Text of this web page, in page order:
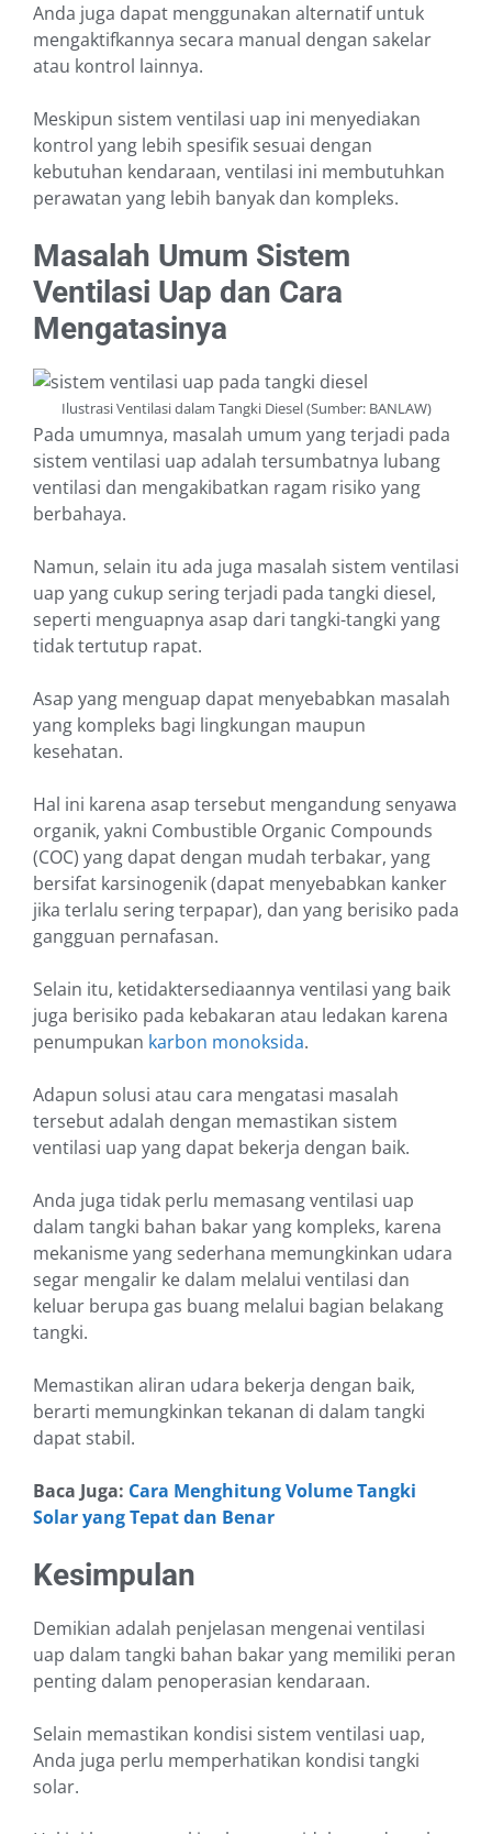
Anda juga dapat menggunakan alternatif untuk
mengaktifkannya secara manual dengan sakelar
atau kontrol lainnya.
Meskipun sistem ventilasi uap ini menyediakan
kontrol yang lebih spesifik sesuai dengan
kebutuhan kendaraan, ventilasi ini membutuhkan
perawatan yang lebih banyak dan kompleks.
Masalah Umum Sistem
Ventilasi Uap dan Cara
Mengatasinya
Ilustrasi Ventilasi dalam Tangki Diesel (Sumber: BANLAW)
Pada umumnya, masalah umum yang terjadi pada
sistem ventilasi uap adalah tersumbatnya lubang
ventilasi dan mengakibatkan ragam risiko yang
berbahaya.
Namun, selain itu ada juga masalah sistem ventilasi
uap yang cukup sering terjadi pada tangki diesel,
seperti menguapnya asap dari tangki-tangki yang
tidak tertutup rapat.
Asap yang menguap dapat menyebabkan masalah
yang kompleks bagi lingkungan maupun
kesehatan.
Hal ini karena asap tersebut mengandung senyawa
organik, yakni Combustible Organic Compounds
(COC) yang dapat dengan mudah terbakar, yang
bersifat karsinogenik (dapat menyebabkan kanker
jika terlalu sering terpapar), dan yang berisiko pada
gangguan pernafasan.
Selain itu, ketidaktersediaannya ventilasi yang baik
juga berisiko pada kebakaran atau ledakan karena
penumpukan karbon monoksida.
Adapun solusi atau cara mengatasi masalah
tersebut adalah dengan memastikan sistem
ventilasi uap yang dapat bekerja dengan baik.
Anda juga tidak perlu memasang ventilasi uap
dalam tangki bahan bakar yang kompleks, karena
mekanisme yang sederhana memungkinkan udara
segar mengalir ke dalam melalui ventilasi dan
keluar berupa gas buang melalui bagian belakang
tangki.
Memastikan aliran udara bekerja dengan baik,
berarti memungkinkan tekanan di dalam tangki
dapat stabil.
Baca Juga: Cara Menghitung Volume Tangki
Solar yang Tepat dan Benar
Kesimpulan
Demikian adalah penjelasan mengenai ventilasi
uap dalam tangki bahan bakar yang memiliki peran
penting dalam penoperasian kendaraan.
Selain memastikan kondisi sistem ventilasi uap,
Anda juga perlu memperhatikan kondisi tangki
solar.